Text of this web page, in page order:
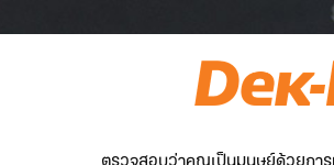
ตรวจสอบว่าคุณเป็นมนุษย์ด้วยการ